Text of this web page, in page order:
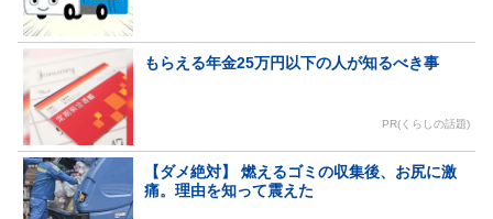
もらえる年金25万円以下の人が知るべき事
PR(くらしの話題)
【ダメ絶対】 燃えるゴミの収集後、お尻に激
痛。理由を知って震えた